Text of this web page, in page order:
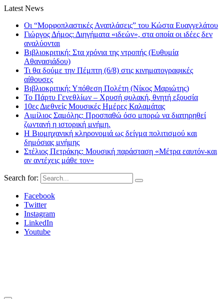
Latest News
Οι “Μορφοπλαστικές Αναπλάσεις” του Κώστα Ευαγγελάτου
Γιώργος Δήμος: Διηγήματα «ιδεών», στα οποία οι ιδέες δεν
αναλύονται
Βιβλιοκριτική: Στα χρόνια της ντροπής (Ευθυμία
Αθανασιάδου)
Τι θα δούμε την Πέμπτη (6/8) στις κινηματογραφικές
αίθουσες
Βιβλιοκριτική: Υπόθεση Πολέτη (Νίκος Μαριώτης)
Το Πάρτυ Γενεθλίων – Χρυσή φυλακή, θνητή εξουσία
10ες Διεθνείς Μουσικές Ημέρες Καλαμάτας
Αιμίλιος Σαμόλης: Προσπαθώ όσο μπορώ να διατηρηθεί
ζωντανή η ιστορική μνήμη.
Η Βιομηχανική κληρονομιά ως δείγμα πολιτισμού και
δημόσιας μνήμης
Στέλιος Πετράκης: Μουσική παράσταση «Μέτρα εαυτόν-και
αν αντέχεις μάθε τον»
Search for:
Facebook
Twitter
Instagram
LinkedIn
Youtube